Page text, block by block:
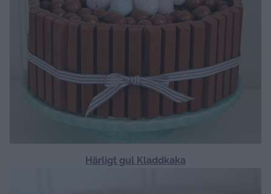
Härligt gul Kladdkaka